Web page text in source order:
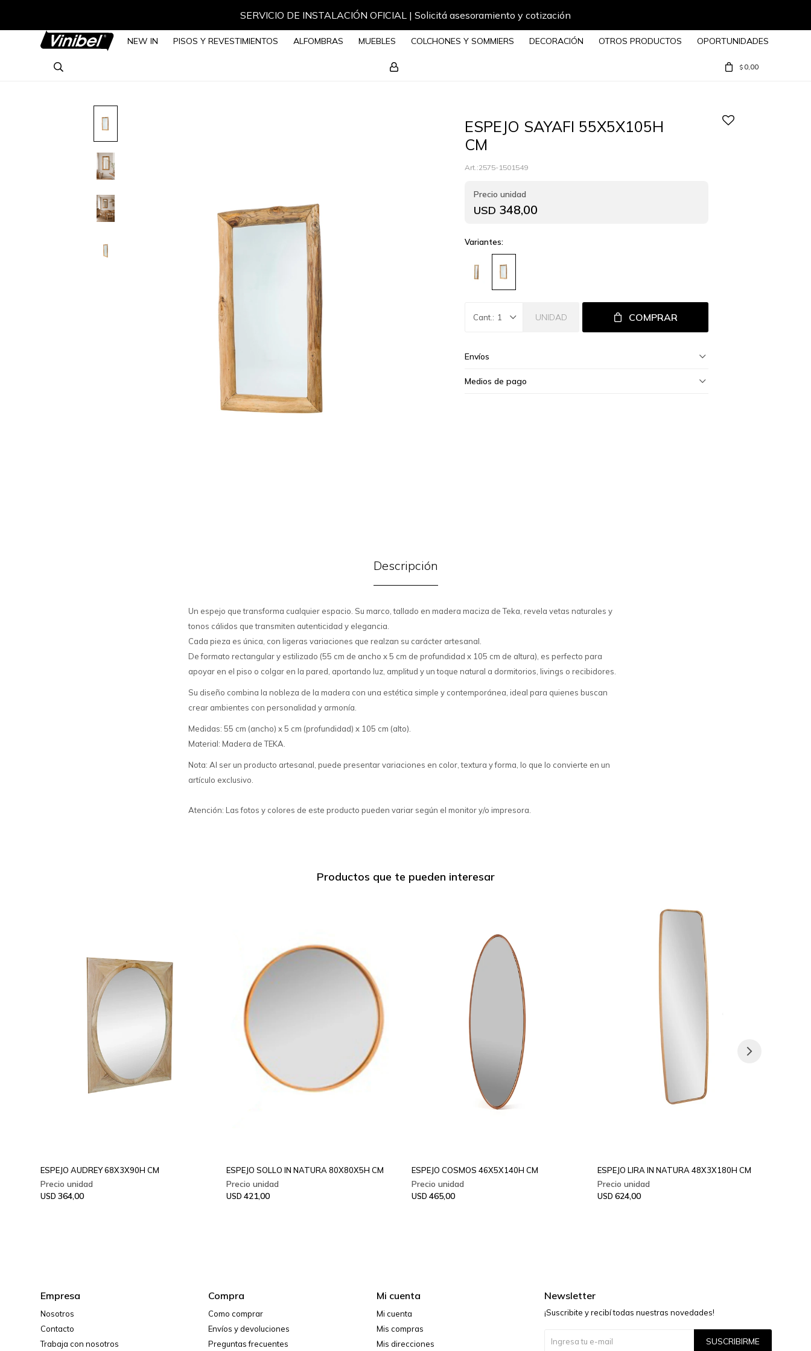
SERVICIO DE INSTALACIÓN OFICIAL | Solicitá asesoramiento y cotización
NEW IN PISOS Y REVESTIMIENTOS ALFOMBRAS MUEBLES COLCHONES Y SOMMIERS DECORACIÓN OTROS PRODUCTOS OPORTUNIDADES
$ 0,00
ESPEJO SAYAFI 55X5X105H
CM
2575-1501549
USD 348,00
Variantes:
1 UNIDAD COMPRAR
Envíos
Medios de pago
Descripción
Un espejo que transforma cualquier espacio. Su marco, tallado en madera maciza de Teka, revela vetas naturales y
tonos cálidos que transmiten autenticidad y elegancia.
Cada pieza es única, con ligeras variaciones que realzan su carácter artesanal.
De formato rectangular y estilizado (55 cm de ancho x 5 cm de profundidad x 105 cm de altura), es perfecto para
apoyar en el piso o colgar en la pared, aportando luz, amplitud y un toque natural a dormitorios, livings o recibidores.
Su diseño combina la nobleza de la madera con una estética simple y contemporánea, ideal para quienes buscan
crear ambientes con personalidad y armonía.
Medidas: 55 cm (ancho) x 5 cm (profundidad) x 105 cm (alto).
Material: Madera de TEKA.
Nota: Al ser un producto artesanal, puede presentar variaciones en color, textura y forma, lo que lo convierte en un
artículo exclusivo.
Atención: Las fotos y colores de este producto pueden variar según el monitor y/o impresora.
Productos que te pueden interesar
ESPEJO AUDREY 68X3X90H CM
USD 364,00
ESPEJO SOLLO IN NATURA 80X80X5H CM
USD 421,00
ESPEJO COSMOS 46X5X140H CM
USD 465,00
ESPEJO LIRA IN NATURA 48X3X180H CM
USD 624,00
Empresa
Nosotros
Contacto
Trabaja con nosotros
Compra
Como comprar
Envíos y devoluciones
Preguntas frecuentes
Mi cuenta
Mi cuenta
Mis compras
Mis direcciones
Newsletter
¡Suscribite y recibí todas nuestras novedades!
SUSCRIBIRME